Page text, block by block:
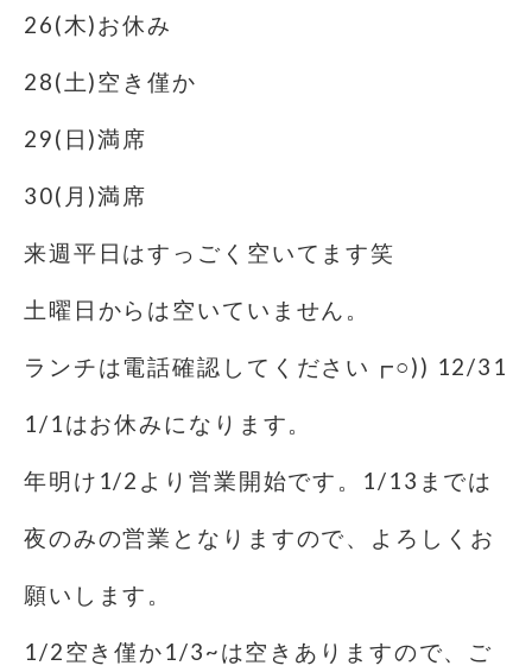
26(木)お休み
28(土)空き僅か
29(日)満席
30(月)満席
来週平日はすっごく空いてます笑
土曜日からは空いていません。
ランチは電話確認してください┏○)) 12/31
1/1はお休みになります。
年明け1/2より営業開始です。1/13までは
夜のみの営業となりますので、よろしくお
願いします。
1/2空き僅か1/3~は空きありますので、ご